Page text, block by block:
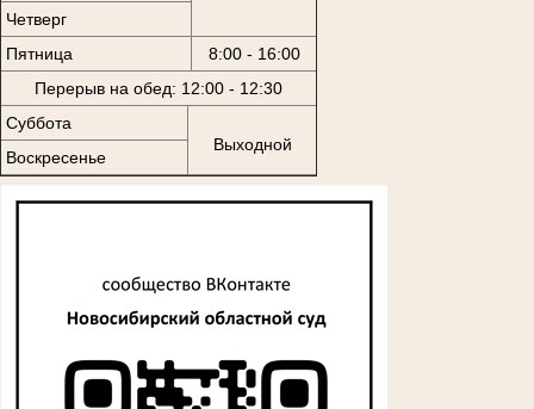
Четверг
Пятница
8:00 - 16:00
Перерыв на обед: 12:00 - 12:30
Суббота
Выходной
Воскресенье